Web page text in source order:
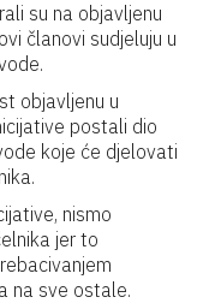
su na objavljenu
članovi sudjeluju u
objavljenu u
postali dio
koje će djelovati
nismo
jer to
na sve ostale.